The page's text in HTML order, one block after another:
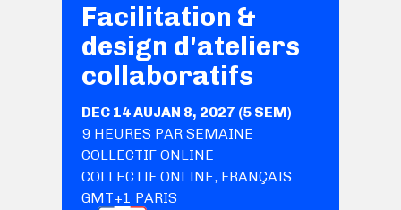
Facilitation &
design d'ateliers
collaboratifs
DEC 14AUJAN 8, 2027 (5 SEM)
9 HEURES PAR SEMAINE
COLLECTIF ONLINE
COLLECTIF ONLINE, FRANÇAIS
GMT+1 PARIS